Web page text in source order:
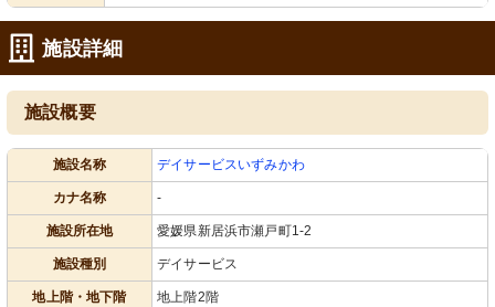
施設詳細
施設概要
施設名称 デイサービスいずみかわ
カナ名称 -
施設所在地 愛媛県新居浜市瀬戸町1-2
施設種別 デイサービス
地上階・地下階 地上階2階